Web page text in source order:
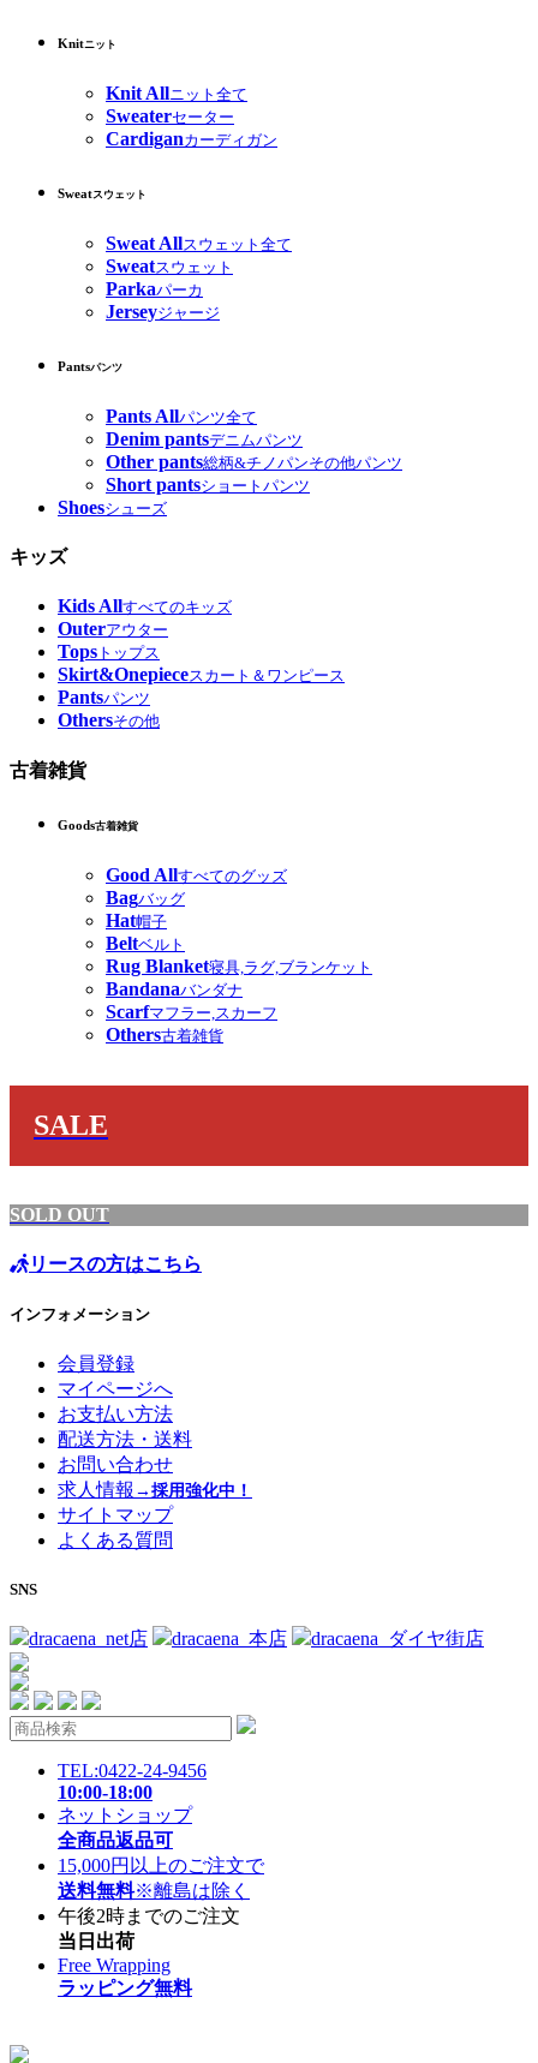
Knitニット
Knit Allニット全て
Sweaterセーター
Cardiganカーディガン
Sweatスウェット
Sweat Allスウェット全て
Sweatスウェット
Parkaパーカ
Jerseyジャージ
Pantsパンツ
Pants Allパンツ全て
Denim pantsデニムパンツ
Other pants総柄&チノパンその他パンツ
Short pantsショートパンツ
Shoesシューズ
キッズ
Kids Allすべてのキッズ
Outerアウター
Tops トップス
Skirt&Onepieceスカート＆ワンピース
Pantsパンツ
Othersその他
古着雑貨
Goods古着雑貨
Good Allすべてのグッズ
Bagバッグ
Hat帽子
Beltベルト
Rug Blanket寝具,ラグ,ブランケット
Bandanaバンダナ
Scarfマフラー,スカーフ
Others古着雑貨
SALE
SOLD OUT
リースの方はこちら
インフォメーション
会員登録
マイページへ
お支払い方法
配送方法・送料
お問い合わせ
求人情報 →採用強化中！
サイトマップ
よくある質問
SNS
dracaena_net店 dracaena_本店 dracaena_ダイヤ街店
TEL:0422-24-9456
10:00-18:00
ネットショップ
全商品返品可
15,000円以上のご注文で
送料無料※離島は除く
午後2時までのご注文
当日出荷
Free Wrapping
ラッピング無料